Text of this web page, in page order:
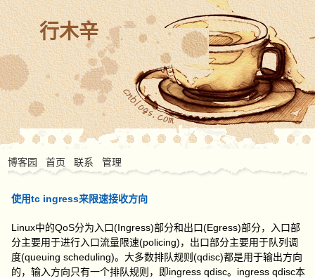
行木辛
博客园 首页 联系 管理
使用tc ingress来限速接收方向
Linux中的QoS分为入口(Ingress)部分和出口(Egress)部分，入口部
分主要用于进行入口流量限速(policing)，出口部分主要用于队列调
度(queuing scheduling)。大多数排队规则(qdisc)都是用于输出方向
的，输入方向只有一个排队规则，即ingress qdisc。ingress qdisc本